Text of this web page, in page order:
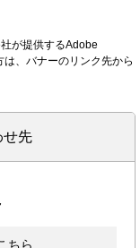
が提供するAdobe
、バナーのリンク先から
せ先
ちら